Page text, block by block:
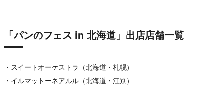
「パンのフェス in 北海道」出店店舗一覧
・スイートオーケストラ（北海道・札幌）
・イルマットーネアルル（北海道・江別）